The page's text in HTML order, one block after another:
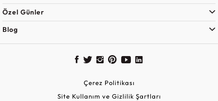
Özel Günler
Blog
Çerez Politikası
Site Kullanım ve Gizlilik Şartları